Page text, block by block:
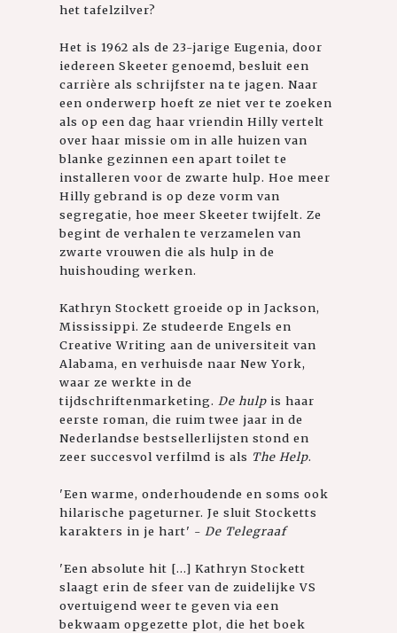
het tafelzilver?
Het is 1962 als de 23-jarige Eugenia, door
iedereen Skeeter genoemd, besluit een
carrière als schrijfster na te jagen. Naar
een onderwerp hoeft ze niet ver te zoeken
als op een dag haar vriendin Hilly vertelt
over haar missie om in alle huizen van
blanke gezinnen een apart toilet te
installeren voor de zwarte hulp. Hoe meer
Hilly gebrand is op deze vorm van
segregatie, hoe meer Skeeter twijfelt. Ze
begint de verhalen te verzamelen van
zwarte vrouwen die als hulp in de
huishouding werken.
Kathryn Stockett groeide op in Jackson,
Mississippi. Ze studeerde Engels en
Creative Writing aan de universiteit van
Alabama, en verhuisde naar New York,
waar ze werkte in de
tijdschriftenmarketing.De hulp is haar
eerste roman, die ruim twee jaar in de
Nederlandse bestsellerlijsten stond en
zeer succesvol verfilmd is als The Help.
'Een warme, onderhoudende en soms ook
hilarische pageturner. Je sluit Stocketts
karakters in je hart' -De Telegraaf
'Een absolute hit [...] Kathryn Stockett
slaagt erin de sfeer van de zuidelijke VS
overtuigend weer te geven via een
bekwaam opgezette plot, die het boek